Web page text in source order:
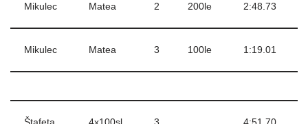
Mikulec Matea 2 200le 2:48.73
Mikulec Matea 3 100le 1:19.01